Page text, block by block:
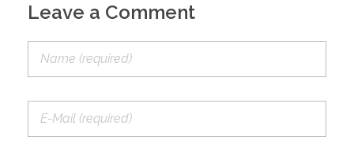
Leave a Comment